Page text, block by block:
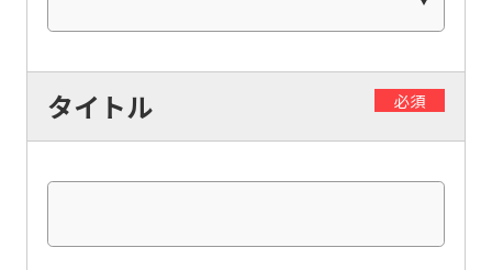
タイトル 必須
not
be
accurate
translation.
translation